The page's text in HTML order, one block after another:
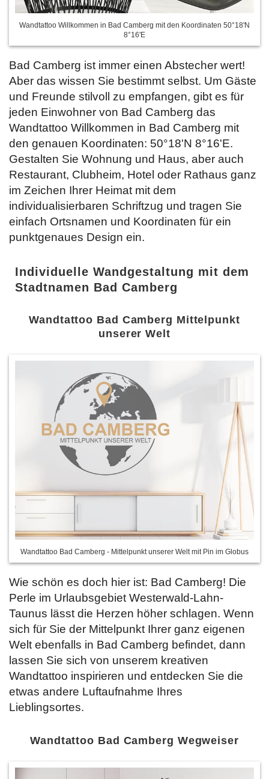
Wandtattoo Willkommen in Bad Camberg mit den Koordinaten 50°18'N
8°16'E
Bad Camberg ist immer einen Abstecher wert!
Aber das wissen Sie bestimmt selbst. Um Gäste
und Freunde stilvoll zu empfangen, gibt es für
jeden Einwohner von Bad Camberg das
Wandtattoo Willkommen in Bad Camberg mit
den genauen Koordinaten: 50°18'N 8°16'E.
Gestalten Sie Wohnung und Haus, aber auch
Restaurant, Clubheim, Hotel oder Rathaus ganz
im Zeichen Ihrer Heimat mit dem
individualisierbaren Schriftzug und tragen Sie
einfach Ortsnamen und Koordinaten für ein
punktgenaues Design ein.
Individuelle Wandgestaltung mit dem
Stadtnamen Bad Camberg
Wandtattoo Bad Camberg Mittelpunkt
unserer Welt
Wandtattoo Bad Camberg - Mittelpunkt unserer Welt mit Pin im Globus
Wie schön es doch hier ist: Bad Camberg! Die
Perle im Urlaubsgebiet Westerwald-Lahn-
Taunus lässt die Herzen höher schlagen. Wenn
sich für Sie der Mittelpunkt Ihrer ganz eigenen
Welt ebenfalls in Bad Camberg befindet, dann
lassen Sie sich von unserem kreativen
Wandtattoo inspirieren und entdecken Sie die
etwas andere Luftaufnahme Ihres
Lieblingsortes.
Wandtattoo Bad Camberg Wegweiser